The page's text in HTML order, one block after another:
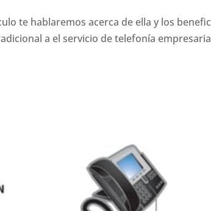
te hablaremos acerca de ella y los
a el servicio de telefonía